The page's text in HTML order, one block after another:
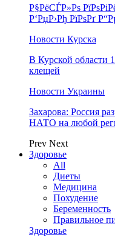
Р§РёСЃР»Рѕ
Р‘РџР›Рђ РїРѕРґ
Новости Курска
В Курской области
клещей
Новости Украины
Захарова: Россия
НАТО на любой
Prev Next
Здоровье
All
Диеты
Медицина
Похудение
Беременность
Правильное
Здоровье